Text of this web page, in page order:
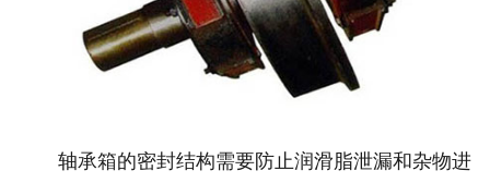
轴承箱的密封结构需要防止润滑脂泄漏和杂物进